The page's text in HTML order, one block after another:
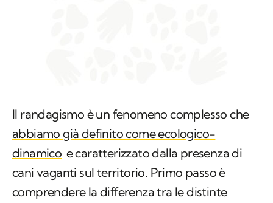
Il randagismo è un fenomeno complesso che
abbiamo già definito come ecologico-
dinamico e caratterizzato dalla presenza di
cani vaganti sul territorio. Primo passo è
comprendere la differenza tra le distinte